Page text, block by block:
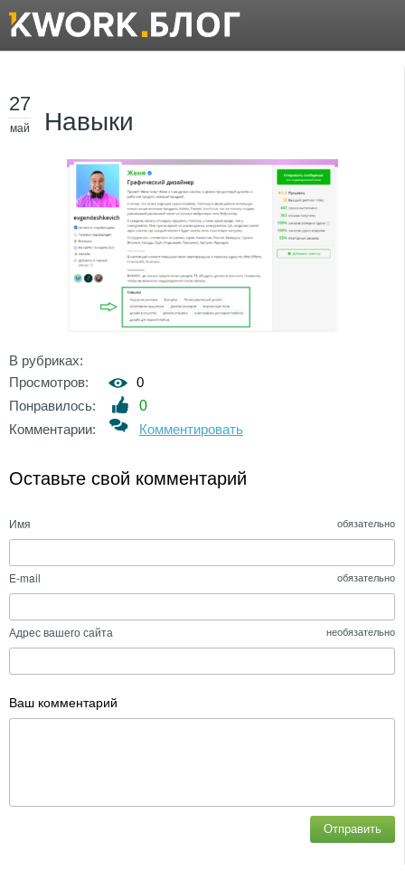
27
май Навыки
В рубриках:
Просмотров:
0
Понравилось:
0
Комментарии:
Комментировать
Оставьте свой комментарий
Имя обязательно
E-mail обязательно
Адрес вашего сайта необязательно
Ваш комментарий
Отправить